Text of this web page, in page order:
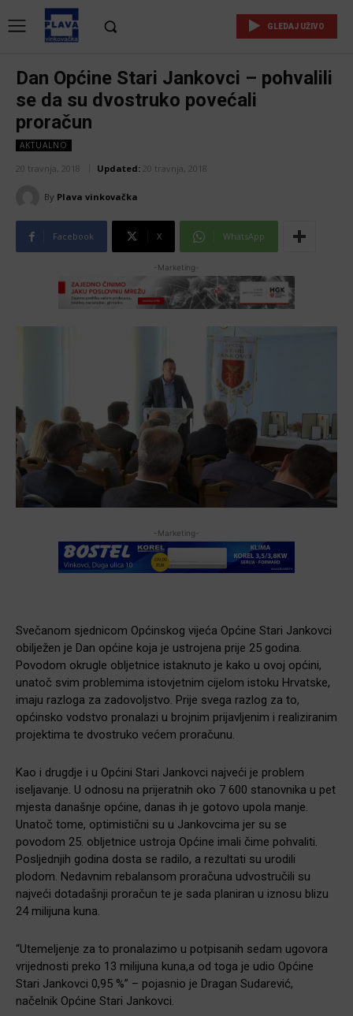
GLEDAJ UŽIVO
Dan Općine Stari Jankovci – pohvalili
se da su dvostruko povećali
proračun
AKTUALNO
20 travnja, 2018 Updated: 20 travnja, 2018
By Plava vinkovačka
Facebook X WhatsApp
-Marketing-
-Marketing-
Svečanom sjednicom Općinskog vijeća Općine Stari Jankovci
obilježen je Dan općine koja je ustrojena prije 25 godina.
Povodom okrugle obljetnice istaknuto je kako u ovoj općini,
unatoč svim problemima istovjetnim cijelom istoku Hrvatske,
imaju razloga za zadovoljstvo. Prije svega razlog za to,
općinsko vodstvo pronalazi u brojnim prijavljenim i realiziranim
projektima te dvostruko većem proračunu.
Kao i drugdje i u Općini Stari Jankovci najveći je problem
iseljavanje. U odnosu na prijeratnih oko 7 600 stanovnika u pet
mjesta današnje općine, danas ih je gotovo upola manje.
Unatoč tome, optimistični su u Jankovcima jer su se
povodom 25. obljetnice ustroja Općine imali čime pohvaliti.
Posljednjih godina dosta se radilo, a rezultati su urodili
plodom. Nedavnim rebalansom proračuna udvostručili su
najveći dotadašnji proračun te je sada planiran u iznosu blizu
24 milijuna kuna.
“Utemeljenje za to pronalazimo u potpisanih sedam ugovora
vrijednosti preko 13 milijuna kuna,a od toga je udio Općine
Stari Jankovci 0,95 %” – pojasnio je Dragan Sudarević,
načelnik Općine Stari Jankovci.